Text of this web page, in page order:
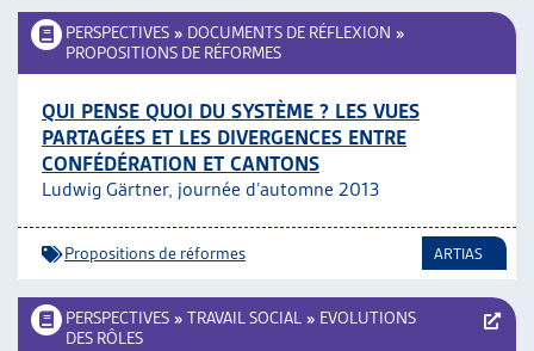
PERSPECTIVES » DOCUMENTS DE RÉFLEXION »
PROPOSITIONS DE RÉFORMES
QUI PENSE QUOI DU SYSTÈME ? LES VUES
PARTAGÉES ET LES DIVERGENCES ENTRE
CONFÉDÉRATION ET CANTONS
Ludwig Gärtner, journée d’automne 2013
Propositions de réformes ARTIAS
PERSPECTIVES » TRAVAIL SOCIAL » EVOLUTIONS
DES RÔLES